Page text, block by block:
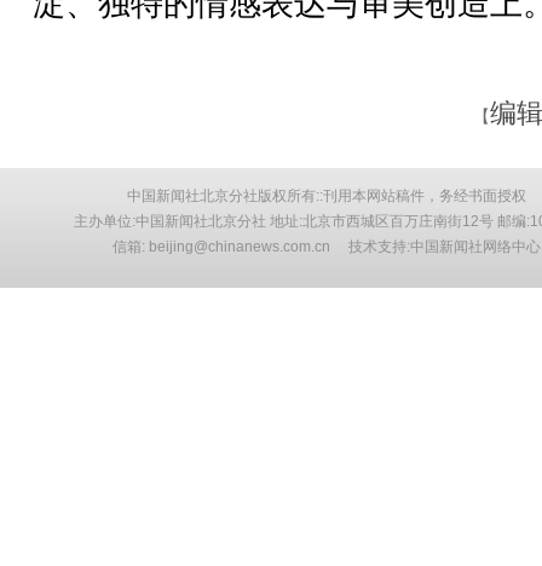
【编
中国新闻社北京分社版权所有::刊用本网站稿件，务经书面授权
主办单位:中国新闻社北京分社 地址:北京市西城区百万庄南街12号 邮编
信箱: beijing@chinanews.com.cn 技术支持:中国新闻社网络中心